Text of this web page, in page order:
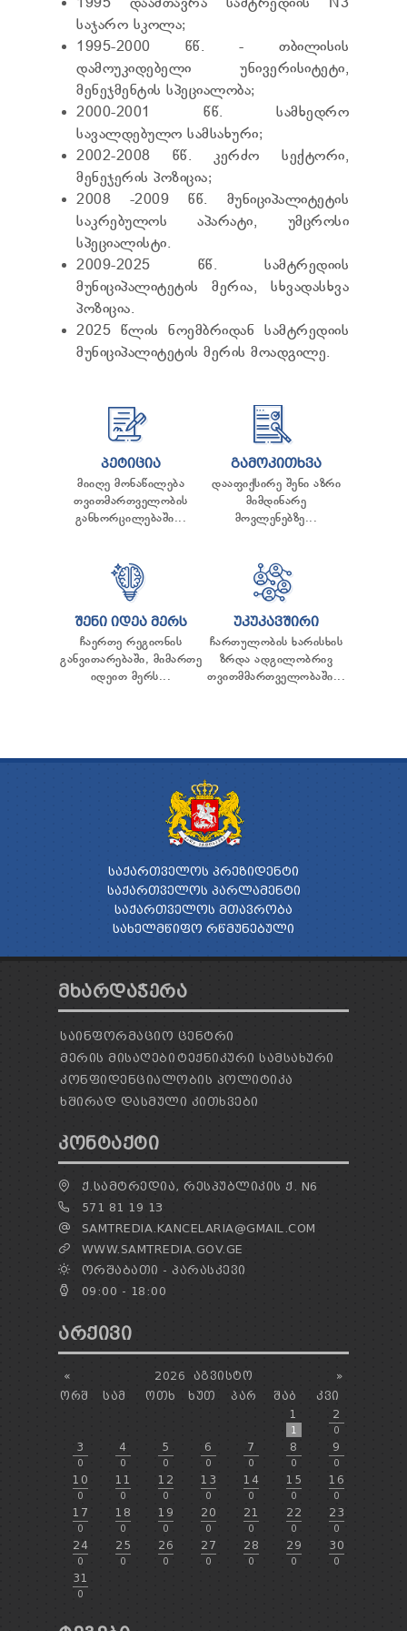
ᲢᲔᲜᲓᲔᲠᲔᲑᲘ
ᲞᲠᲔᲖᲘᲓᲔᲜᲢᲘᲡᲗᲕᲘᲡ ᲓᲐ
ᲞᲐᲠᲚᲐᲛᲔᲜᲢᲘᲡᲗᲕᲘᲡ ᲬᲐᲠᲡᲐᲓᲒᲔᲜᲘ ᲐᲜᲒᲐᲠᲘᲨᲘ
ᲡᲐᲯᲐᲠᲝ ᲘᲜᲤᲝᲠᲛᲐᲪᲘᲘᲡ ᲛᲝᲗᲮᲝᲕᲜᲐ
ᲞᲔᲠᲡᲝᲜᲐᲚᲣᲠ ᲛᲝᲜᲐᲪᲔᲛᲗᲐ ᲓᲐᲪᲕᲘᲡ
ᲡᲐᲛᲐᲠᲗᲚᲔᲑᲠᲘᲕᲘ ᲒᲐᲓᲐᲬᲧᲕᲔᲢᲘᲚᲔᲑᲔᲑᲘ
ᲒᲐᲡᲐᲩᲘᲕᲠᲔᲑᲘᲡ ᲬᲔᲡᲔᲑᲘ
1995 დაამთავრა სამტრედიის N3
საჯარო სკოლა;
1995-2000 წწ. - თბილისის
დამოუკიდებელი უნივერისიტეტი,
მენეჯმენტის სპეციალობა;
2000-2001 წწ. სამხედრო
სავალდებულო სამსახური;
2002-2008 წწ. კერძო სექტორი,
მენეჯერის პოზიცია;
2008 -2009 წწ. მუნიციპალიტეტის
საკრებულოს აპარატი, უმცროსი
სპეციალისტი.
2009-2025 წწ. სამტრედიის
მუნიციპალიტეტის მერია, სხვადასხვა
პოზიცია.
2025 წლის ნოემბრიდან სამტრედიის
მუნიციპალიტეტის მერის მოადგილე.
ᲞᲔᲢᲘᲪᲘᲐ
მიიღე მონაწილება
თვითმართველობის
განხორცილებაში...
ᲒᲐᲛᲝᲙᲘᲗᲮᲕᲐ
დააფიქსირე შენი აზრი
მიმდინარე
მოვლენებზე...
ᲨᲔᲜᲘ ᲘᲓᲔᲐ ᲛᲔᲠᲡ
ჩაერთე რეგიონის
განვითარებაში, მიმართე
იდეით მერს...
ᲣᲙᲣᲙᲐᲕᲨᲘᲠᲘ
ჩართულობის ხარისხის
ზრდა ადგილობრივ
თვითმმართველობაში...
ᲡᲐᲥᲐᲠᲗᲕᲔᲚᲝᲡ ᲞᲠᲔᲖᲘᲓᲔᲜᲢᲘ
ᲡᲐᲥᲐᲠᲗᲕᲔᲚᲝᲡ ᲞᲐᲠᲚᲐᲛᲔᲜᲢᲘ
ᲡᲐᲥᲐᲠᲗᲕᲔᲚᲝᲡ ᲛᲗᲐᲕᲠᲝᲑᲐ
ᲡᲐᲮᲔᲚᲛᲬᲘᲤᲝ ᲠᲬᲛᲣᲜᲔᲑᲣᲚᲘ
ᲛᲮᲐᲠᲓᲐᲭᲔᲠᲐ
ᲡᲐᲘᲜᲤᲝᲠᲛᲐᲪᲘᲝ ᲪᲔᲜᲢᲠᲘ
ᲛᲔᲠᲘᲡ ᲛᲘᲡᲐᲦᲔᲑᲘᲢᲔᲥᲜᲘᲙᲣᲠᲘ ᲡᲐᲛᲡᲐᲮᲣᲠᲘ
ᲙᲝᲜᲤᲘᲓᲔᲜᲪᲘᲐᲚᲝᲑᲘᲡ ᲞᲝᲚᲘᲢᲘᲙᲐ
ᲮᲨᲘᲠᲐᲓ ᲓᲐᲡᲛᲣᲚᲘ ᲙᲘᲗᲮᲕᲔᲑᲘ
ᲙᲝᲜᲢᲐᲥᲢᲘ
Ქ.ᲡᲐᲛᲢᲠᲔᲓᲘᲐ, ᲠᲔᲡᲞᲣᲑᲚᲘᲙᲘᲡ Ქ. N6
571 81 19 13
SAMTREDIA.KANCELARIA@GMAIL.COM
WWW.SAMTREDIA.GOV.GE
ᲝᲠᲨᲐᲑᲐᲗᲘ - ᲞᲐᲠᲐᲡᲙᲔᲕᲘ
09:00 - 18:00
ᲐᲠᲥᲘᲕᲘ
« »
2026
ᲐᲒᲕᲘᲡᲢᲝ
ᲝᲠᲨ
ᲡᲐᲛ ᲝᲗᲮ ᲮᲣᲗ ᲞᲐᲠ ᲨᲐᲑ
ᲙᲕᲘ
1
1
2
0
3
0
4
0
5
0
6
0
7
0
8
0
9
0
10
0
11
0
12
0
13
0
14
0
15
0
16
0
17
0
18
0
19
0
20
0
21
0
22
0
23
0
24
0
25
0
26
0
27
0
28
0
29
0
30
0
31
0